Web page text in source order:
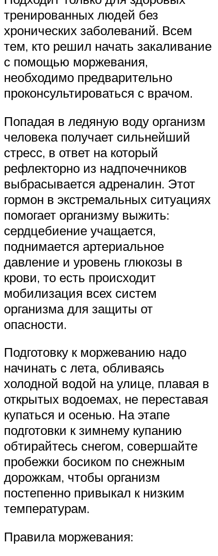
тренированных людей без
хронических заболеваний. Всем
тем, кто решил начать закаливание
с помощью моржевания,
необходимо предварительно
проконсультироваться с врачом.
Попадая в ледяную воду организм
человека получает сильнейший
стресс, в ответ на который
рефлекторно из надпочечников
выбрасывается адреналин. Этот
гормон в экстремальных ситуациях
помогает организму выжить:
сердцебиение учащается,
поднимается артериальное
давление и уровень глюкозы в
крови, то есть происходит
мобилизация всех систем
организма для защиты от
опасности.
Подготовку к моржеванию надо
начинать с лета, обливаясь
холодной водой на улице, плавая в
открытых водоемах, не переставая
купаться и осенью. На этапе
подготовки к зимнему купанию
обтирайтесь снегом, совершайте
пробежки босиком по снежным
дорожкам, чтобы организм
постепенно привыкал к низким
температурам.
Правила моржевания: